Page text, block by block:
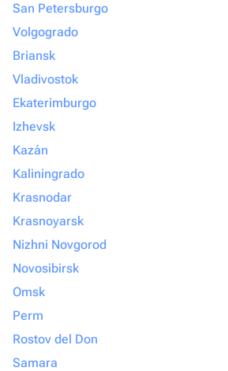
San Petersburgo
Volgogrado
Briansk
Vladivostok
Ekaterimburgo
Izhevsk
Kazán
Kaliningrado
Krasnodar
Krasnoyarsk
Nizhni Novgorod
Novosibirsk
Omsk
Perm
Rostov del Don
Samara